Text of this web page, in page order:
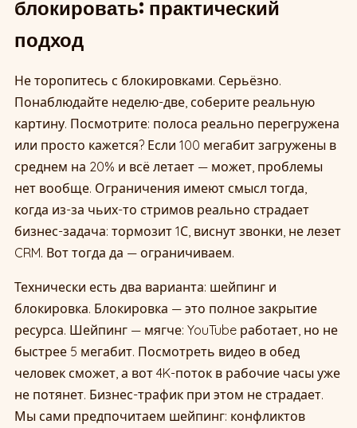
блокировать: практический
подход
Не торопитесь с блокировками. Серьёзно.
Понаблюдайте неделю-две, соберите реальную
картину. Посмотрите: полоса реально перегружена
или просто кажется? Если 100 мегабит загружены в
среднем на 20% и всё летает — может, проблемы
нет вообще. Ограничения имеют смысл тогда,
когда из-за чьих-то стримов реально страдает
бизнес-задача: тормозит 1С, виснут звонки, не лезет
CRM. Вот тогда да — ограничиваем.
Технически есть два варианта: шейпинг и
блокировка. Блокировка — это полное закрытие
ресурса. Шейпинг — мягче: YouTube работает, но не
быстрее 5 мегабит. Посмотреть видео в обед
человек сможет, а вот 4K-поток в рабочие часы уже
не потянет. Бизнес-трафик при этом не страдает.
Мы сами предпочитаем шейпинг: конфликтов